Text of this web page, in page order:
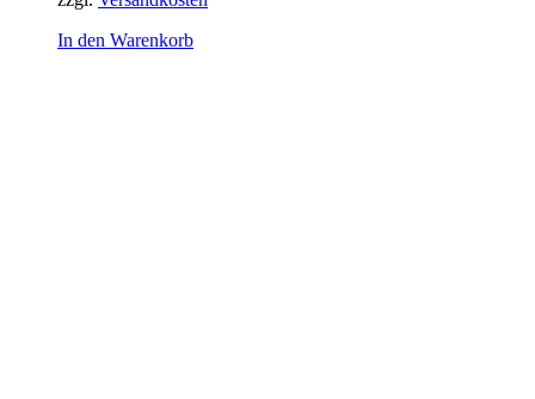
In den Warenkorb